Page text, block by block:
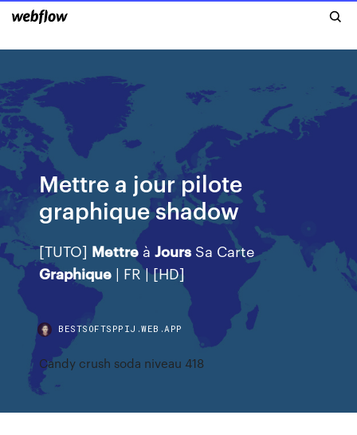
Mettre a jour pilote
graphique shadow
[TUTO] Mettre àJours Sa Carte
Graphique | FR | [HD]
BESTSOFTSPPIJ.WEB.APP
Candy crush soda niveau 418